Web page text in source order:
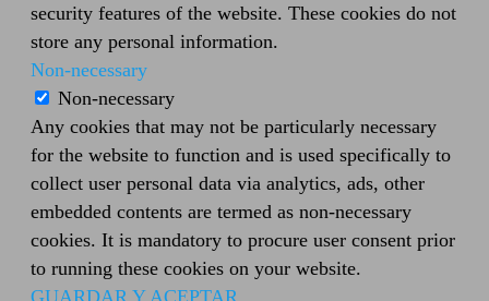
security features of the website. These cookies do not
store any personal information.
Non-necessary
Non-necessary
Any cookies that may not be particularly necessary
for the website to function and is used specifically to
collect user personal data via analytics, ads, other
embedded contents are termed as non-necessary
cookies. It is mandatory to procure user consent prior
to running these cookies on your website.
GUARDAR Y ACEPTAR